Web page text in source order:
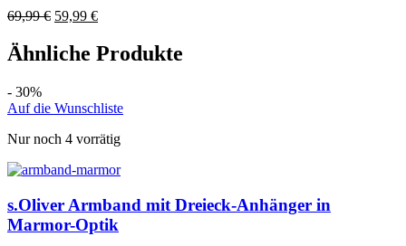
69,99€ 59,99 €
Ähnliche Produkte
- 30%
Auf die Wunschliste
Nur noch 4 vorrätig
s.Oliver Armband mit Dreieck-Anhänger in
Marmor-Optik